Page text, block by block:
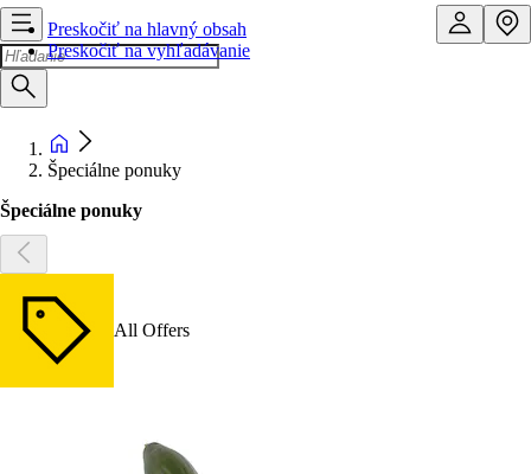
Preskočiť na hlavný obsah
Preskočiť na vyhľadávanie
Špeciálne ponuky
Špeciálne ponuky
All Offers